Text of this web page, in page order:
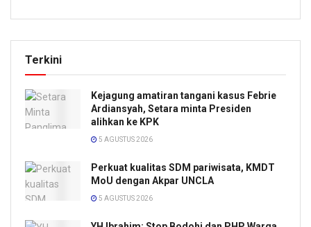
Terkini
Kejagung amatiran tangani kasus Febrie
Ardiansyah, Setara minta Presiden
alihkan ke KPK
5 AGUSTUS 2026
Perkuat kualitas SDM pariwisata, KMDT
MoU dengan Akpar UNCLA
5 AGUSTUS 2026